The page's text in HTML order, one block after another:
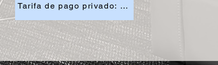
Tarifa de pago privado: $130